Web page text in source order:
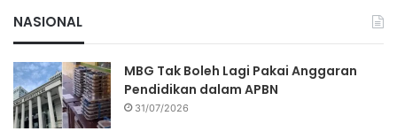
NASIONAL
MBG Tak Boleh Lagi Pakai Anggaran
Pendidikan dalam APBN
31/07/2026